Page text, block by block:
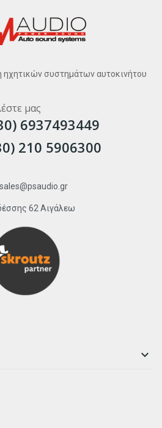
ηχητικών συστημάτων αυτοκινήτου
μας
6937493449
210 5906300
sales@psaudio.gr
62 Αιγάλεω
